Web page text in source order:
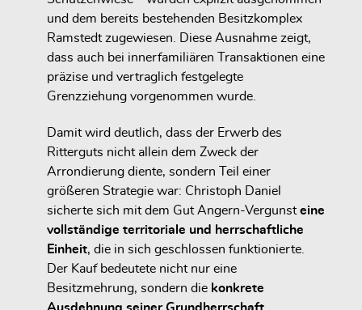
und dem bereits bestehenden Besitzkomplex
Ramstedt zugewiesen. Diese Ausnahme zeigt,
dass auch bei innerfamiliären Transaktionen eine
präzise und vertraglich festgelegte
Grenzziehung vorgenommen wurde.
Damit wird deutlich, dass der Erwerb des
Ritterguts nicht allein dem Zweck der
Arrondierung diente, sondern Teil einer
größeren Strategie war: Christoph Daniel
sicherte sich mit dem Gut Angern-Vergunsteine
vollständige territoriale und herrschaftliche
Einheit, die in sich geschlossen funktionierte.
Der Kauf bedeutete nicht nur eine
Besitzmehrung, sondern die konkrete